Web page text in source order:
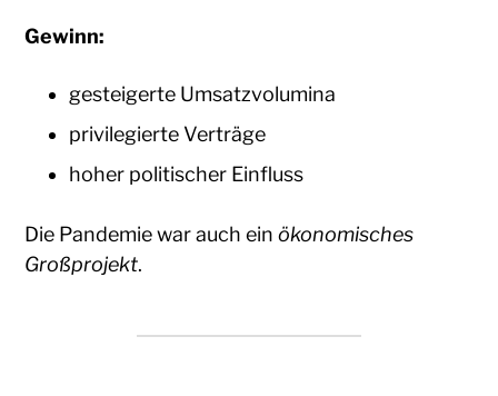
Gewinn:
gesteigerte Umsatzvolumina
privilegierte Verträge
hoher politischer Einfluss
Die Pandemie war auch einökonomisches
Großprojekt.